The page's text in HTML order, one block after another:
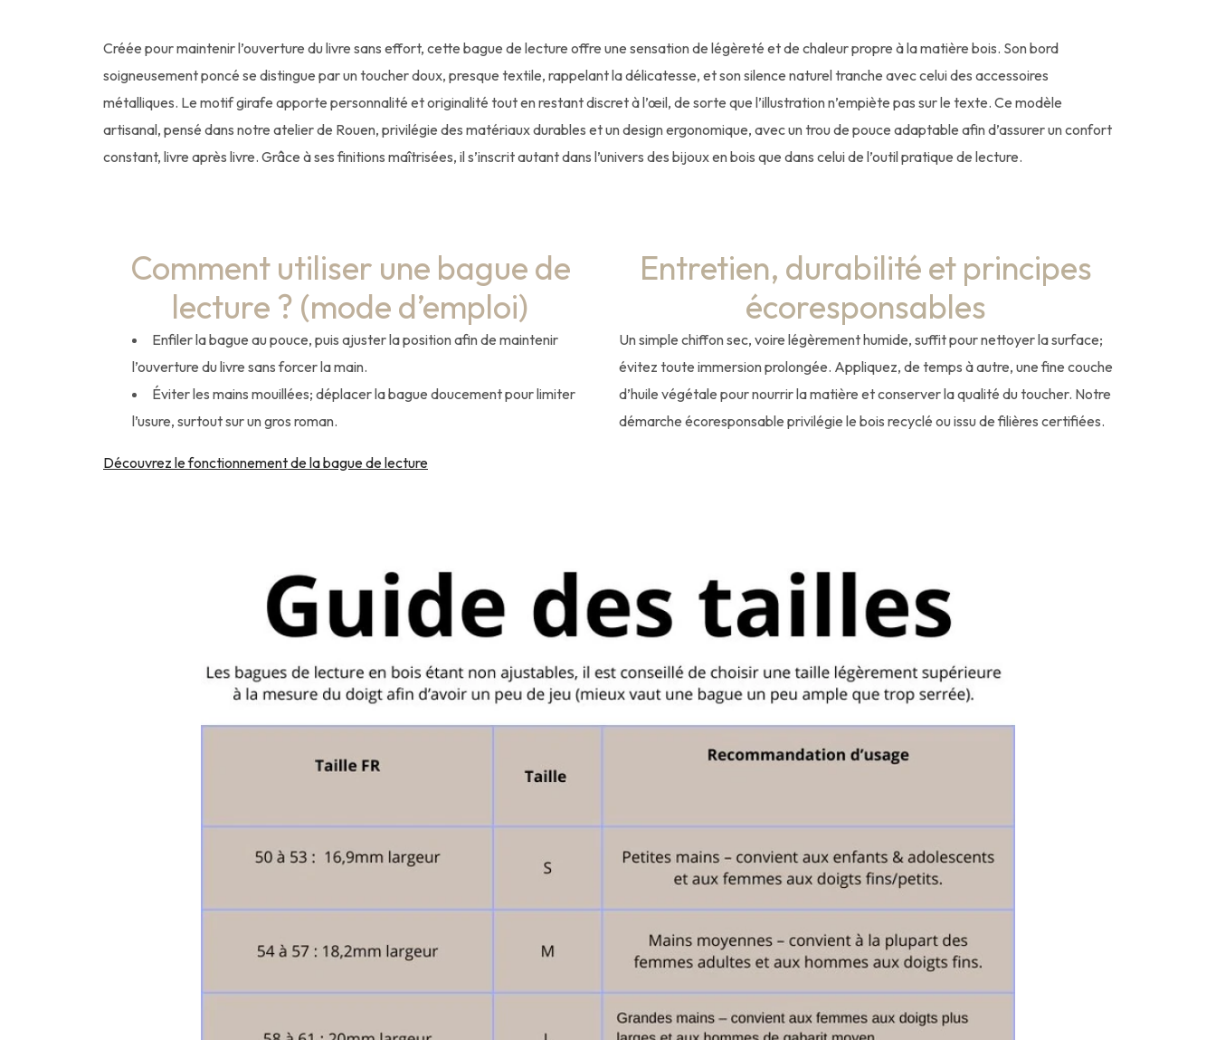
Créée pour maintenir l’ouverture du livre sans effort, cette bague de lecture offre une sensation de légèreté et de chaleur propre à la matière bois. Son bord
soigneusement poncé se distingue par un toucher doux, presque textile, rappelant la délicatesse, et son silence naturel tranche avec celui des accessoires
métalliques. Le motif girafe apporte personnalité et originalité tout en restant discret à l’œil, de sorte que l’illustration n’empiète pas sur le texte. Ce modèle
artisanal, pensé dans notre atelier de Rouen, privilégie des matériaux durables et un design ergonomique, avec un trou de pouce adaptable afin d’assurer un confort
constant, livre après livre. Grâce à ses finitions maîtrisées, il s’inscrit autant dans l’univers des bijoux en bois que dans celui de l’outil pratique de lecture.
Comment utiliser une bague de
lecture ? (mode d’emploi)
Enfiler la bague au pouce, puis ajuster la position afin de maintenir
l’ouverture du livre sans forcer la main.
Éviter les mains mouillées; déplacer la bague doucement pour limiter
l’usure, surtout sur un gros roman.
Découvrez le fonctionnement de la bague de lecture
Entretien, durabilité et principes
écoresponsables
Un simple chiffon sec, voire légèrement humide, suffit pour nettoyer la surface;
évitez toute immersion prolongée. Appliquez, de temps à autre, une fine couche
d’huile végétale pour nourrir la matière et conserver la qualité du toucher. Notre
démarche écoresponsable privilégie le bois recyclé ou issu de filières certifiées.